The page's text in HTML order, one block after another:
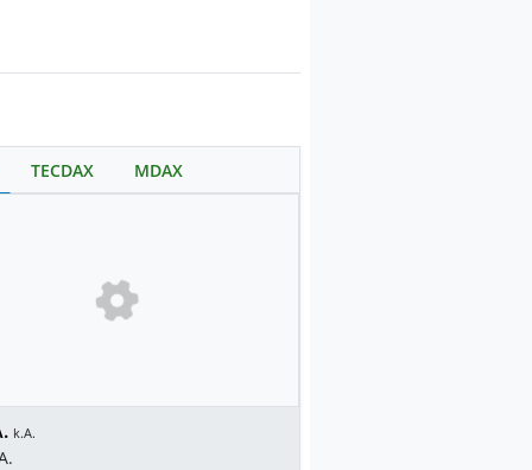
TECDAX MDAX
k.A.